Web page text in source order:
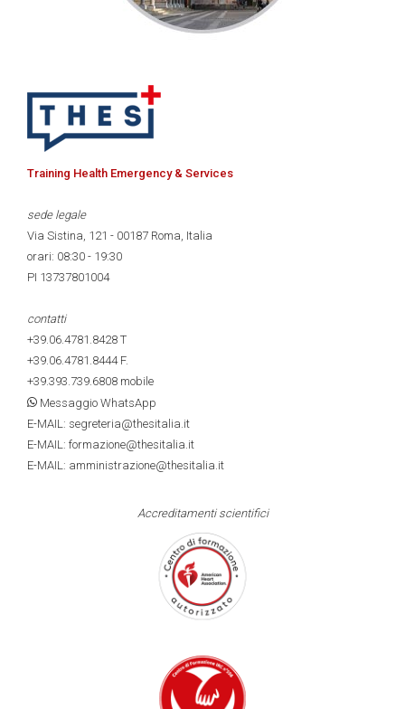
Training Health Emergency & Services
sede legale
Via Sistina, 121 - 00187 Roma, Italia
orari: 08:30 - 19:30
PI 13737801004
contatti
+39.06.4781.8428 T
+39.06.4781.8444F.
+39.393.739.6808 mobile
Messaggio WhatsApp
E-MAIL: segreteria@thesitalia.it
E-MAIL: formazione@thesitalia.it
E-MAIL: amministrazione@thesitalia.it
Accreditamenti scientifici